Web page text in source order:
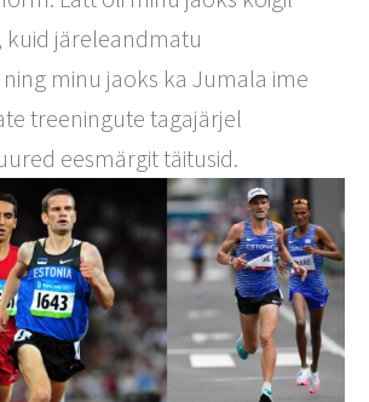
järeleandmatu
minu jaoks ka Jumala ime
treeningute tagajärjel
eesmärgit täitusid.